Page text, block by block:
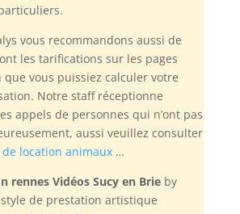
vous recommandons aussi de
les tarifications sur les pages
vous puissiez calculer votre
Notre staff réceptionne
appels de personnes qui n’ont pas
aussi veuillez consulter
location animaux…
rennes Vidéos Sucy en Brieby
de prestation artistique